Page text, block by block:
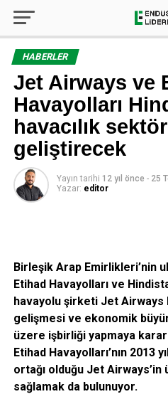
HABERLER
Jet Airways ve
Havayolları
havacılık
geliştirecek
Yayın tarihi 12 yıl önce - 25
Yazar: editor
Birleşik Arap Emirlikleri’nin
Etihad Havayolları ve
havayolu şirketi Jet Airways
gelişmesi ve ekonomik
üzere işbirliği yapmaya
Etihad Havayolları’nın 2013
ortağı olduğu Jet
sağlamak da bulunuyor.